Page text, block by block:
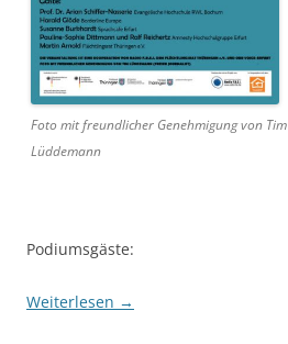
Foto mit freundlicher Genehmigung von Tim
Lüddemann
Podiumsgäste:
Weiterlesen →